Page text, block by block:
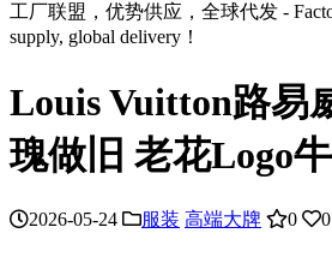
工厂联盟，优势供应，全球代发 -
supply, global delivery！
Louis Vuitton路易
瑰做旧 老花Logo
2026-05-24 服装 高端大牌 0 0